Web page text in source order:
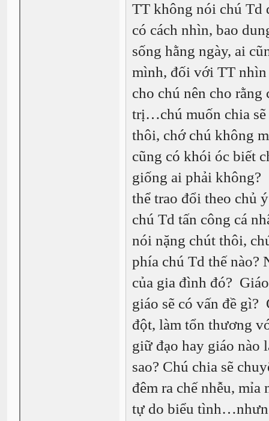
TT không nói chú Td
có cách nhìn, bao
sống hằng ngày, ai
mình, đối với TT nhìn
cho chú nên cho
trị…chú muốn chia sẽ
thôi, chớ chú không
cũng có khói óc biết
giống ai phải không?
thể trao đổi theo chủ
chú Td tấn công cá
nói nặng chút thôi,
phía chú Td thế nào?
của gia đình đó?
giáo sẽ có vấn đề
đột, làm tổn thương
giữ đạo hay giáo nào
sao? Chú chia sẽ
đêm ra chế nhễu,
tự do biểu